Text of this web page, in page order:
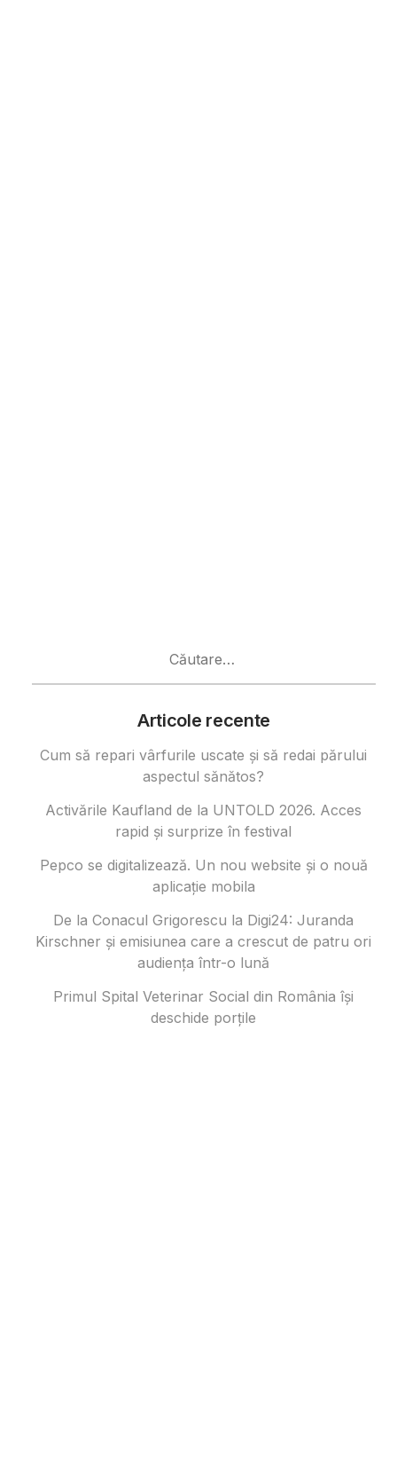
Articole recente
Cum să repari vârfurile uscate și să redai părului
aspectul sănătos?
Activările Kaufland de la UNTOLD 2026. Acces
rapid și surprize în festival
Pepco se digitalizează. Un nou website și o nouă
aplicație mobila
De la Conacul Grigorescu la Digi24: Juranda
Kirschner și emisiunea care a crescut de patru ori
audiența într-o lună
Primul Spital Veterinar Social din România își
deschide porțile